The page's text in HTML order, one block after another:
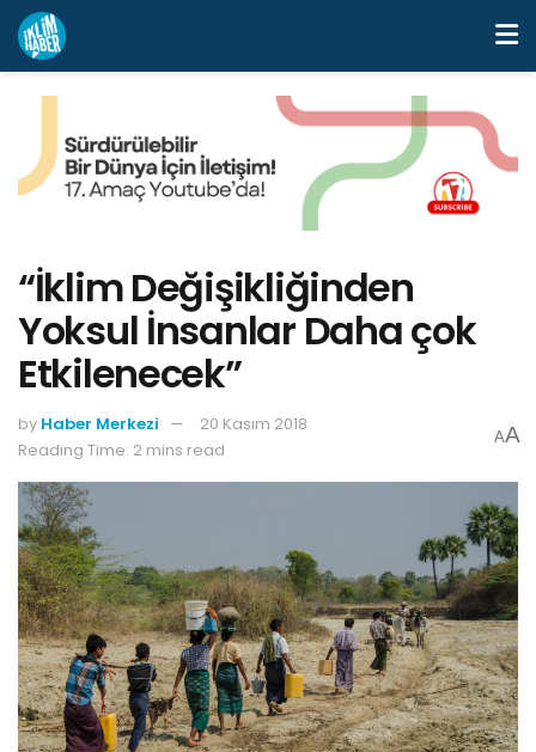
“İklim Değişikliğinden
Yoksul İnsanlar Daha çok
Etkilenecek”
by Haber Merkezi
20 Kasım 2018
Reading Time: 2 mins read
AA